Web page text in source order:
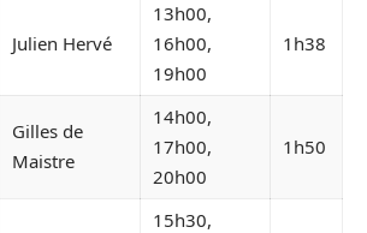
Julien Hervé
13h00,
16h00,
19h00
1h38
Gilles de
Maistre
14h00,
17h00,
20h00
1h50
15h30,